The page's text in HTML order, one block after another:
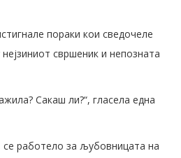
пораки кои сведочеле
свршеник и непозната
Сакаш ли?“, гласела една
работело за љубовницата на